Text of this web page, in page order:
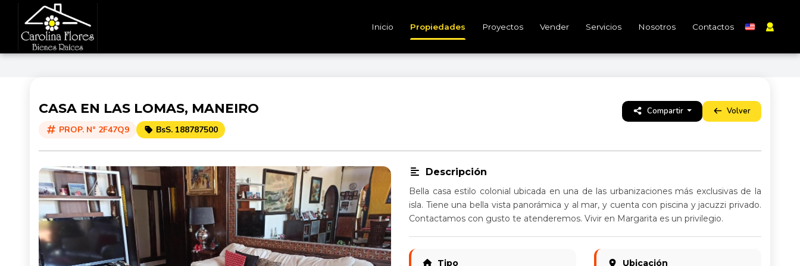
Inicio Propiedades Proyectos Vender Servicios Nosotros Contactos
CASA EN LAS LOMAS, MANEIRO
PROP. N° 2F47Q9 BsS. 188787500
Compartir Volver
Descripción
Bella casa estilo colonial ubicada en una de las urbanizaciones más exclusivas de la
isla. Tiene una bella vista panorámica y al mar, y cuenta con piscina y jacuzzi privado.
Contactamos con gusto te atenderemos. Vivir en Margarita es un privilegio.
Tipo Ubicación